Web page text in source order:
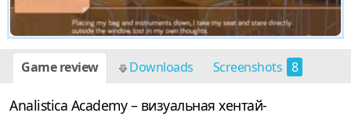
Game review Downloads Screenshots 8
Analistica Academy – визуальная хентай-